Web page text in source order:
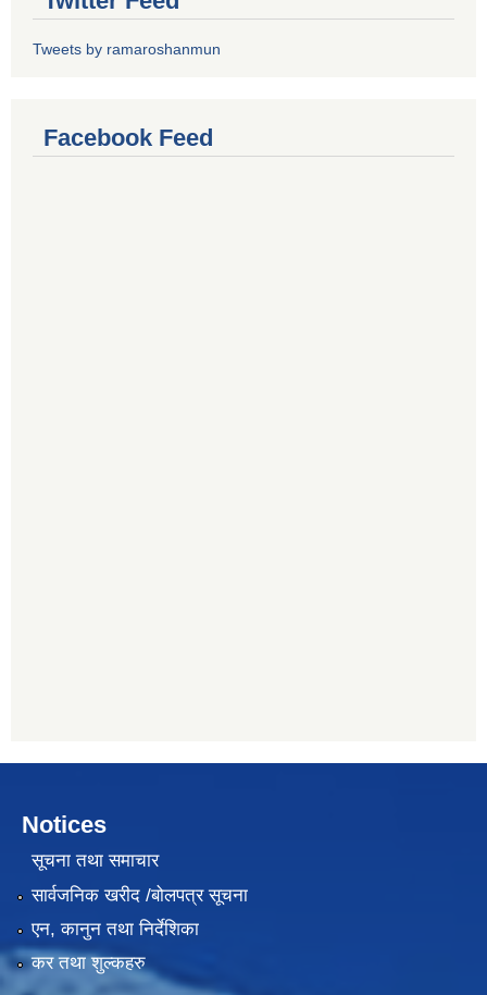
Tweets by ramaroshanmun
Facebook Feed
Notices
सूचना तथा समाचार
सार्वजनिक खरीद /बोलपत्र सूचना
एन, कानुन तथा निर्देशिका
कर तथा शुल्कहरु